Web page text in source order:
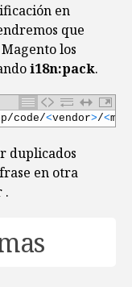
en
que
los
i18n:pack.
/code/<vendor>/<
duplicados
en otra
.